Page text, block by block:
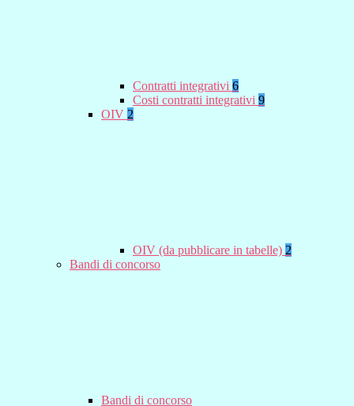
Contratti integrativi 6
Costi contratti integrativi 9
OIV 2
OIV (da pubblicare in tabelle) 2
Bandi di concorso
Bandi di concorso